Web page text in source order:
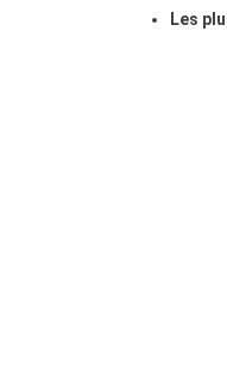
Les